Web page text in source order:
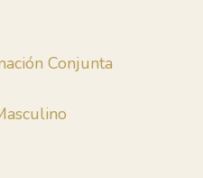
Conjunta